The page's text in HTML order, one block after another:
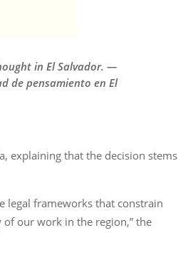
in El Salvador. —
de pensamiento en El
explaining that the decision stems
legal frameworks that constrain
our work in the region,” the